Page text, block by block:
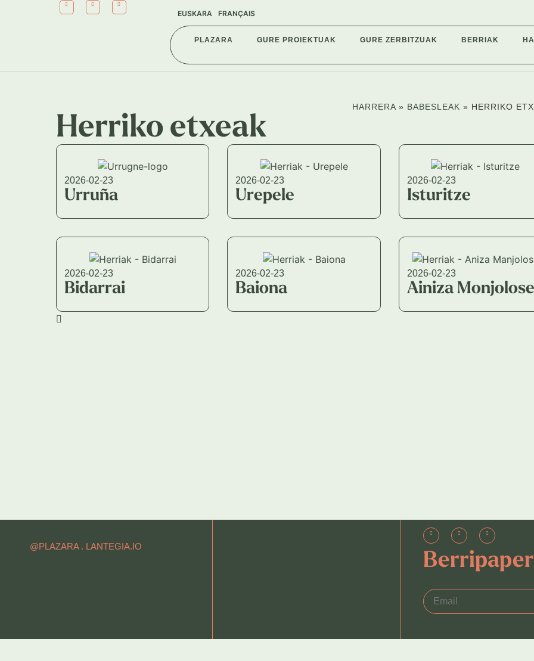
EUSKARA FRANÇAIS
PLAZARA GURE PROIEKTUAK GURE ZERBITZUAK BERRIAK
HARRERA » BABESLEAK » HERRIKO
Herriko etxeak
2026-02-23
Urruña
2026-02-23
Urepele
2026-02-23
Isturitze
2026-02-23
Bidarrai
2026-02-23
Baiona
2026-02-23
Ainiza Monjolose
@PLAZARA . LANTEGIA.IO